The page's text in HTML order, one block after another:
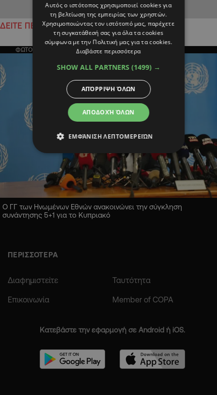
ΔΕΙΤΕ ΠΕΡΙΣΣΟΤΕΡΑ
ΦΩΤΟΓΡΑΦΙΑ ΤΗΣ ΗΜΕΡΑΣ
Ο ΓΓ των Ηνωμένων Εθνών ανακοινώνει την σύγκληση
συνάντησης 5+1 για το Κυπριακό
ΠΕΡΙΣΣΟΤΕΡΑ
Διαφημιστείτε Ταυτότητα
Επικοινωνία Member of COPA
Κατεβάστε την εφαρμογή σε Android ή iOS.
Αυτός ο ιστότοπος χρησιμοποιεί cookies για
τη βελτίωση της εμπειρίας των χρηστών.
Χρησιμοποιώντας τον ιστότοπό μας, παρέχετε
τη συγκατάθεσή σας για όλα τα cookies
σύμφωνα με την Πολιτική μας για τα cookies.
Διαβάστε περισσότερα
SHOW ALL PARTNERS (1499) →
ΑΠΟΔΟΧΉ ΌΛΩΝ
ΑΠΌΡΡΙΨΗ ΌΛΩΝ
ΕΜΦΆΝΙΣΗ ΛΕΠΤΟΜΕΡΕΙΏΝ